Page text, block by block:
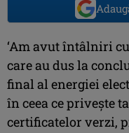
‘Am avut întâlniri
care au dus la
final al energiei
în ceea ce priveşte
certificatelor verzi,